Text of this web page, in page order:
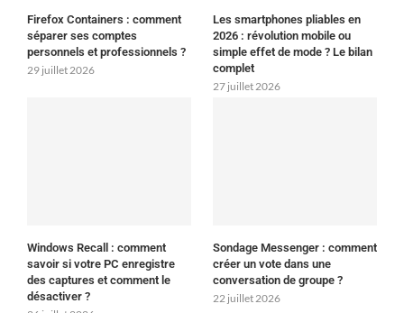
Firefox Containers : comment
séparer ses comptes
personnels et professionnels ?
29 juillet 2026
Les smartphones pliables en
2026 : révolution mobile ou
simple effet de mode ? Le bilan
complet
27 juillet 2026
Windows Recall : comment
savoir si votre PC enregistre
des captures et comment le
désactiver ?
Sondage Messenger : comment
créer un vote dans une
conversation de groupe ?
22 juillet 2026